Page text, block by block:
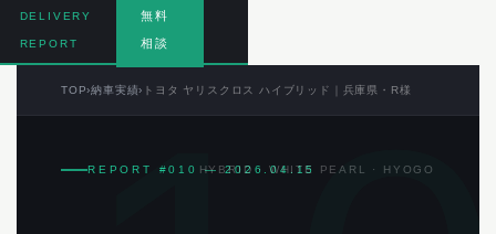
DELIVERY
REPORT
無料
相談
TOP›納車実績› トヨタ ヤリスクロス ハイブリッド｜兵庫県・R様
REPORT #010 — 2026.04.15HYBRID · WHITE PEARL · HYOGO